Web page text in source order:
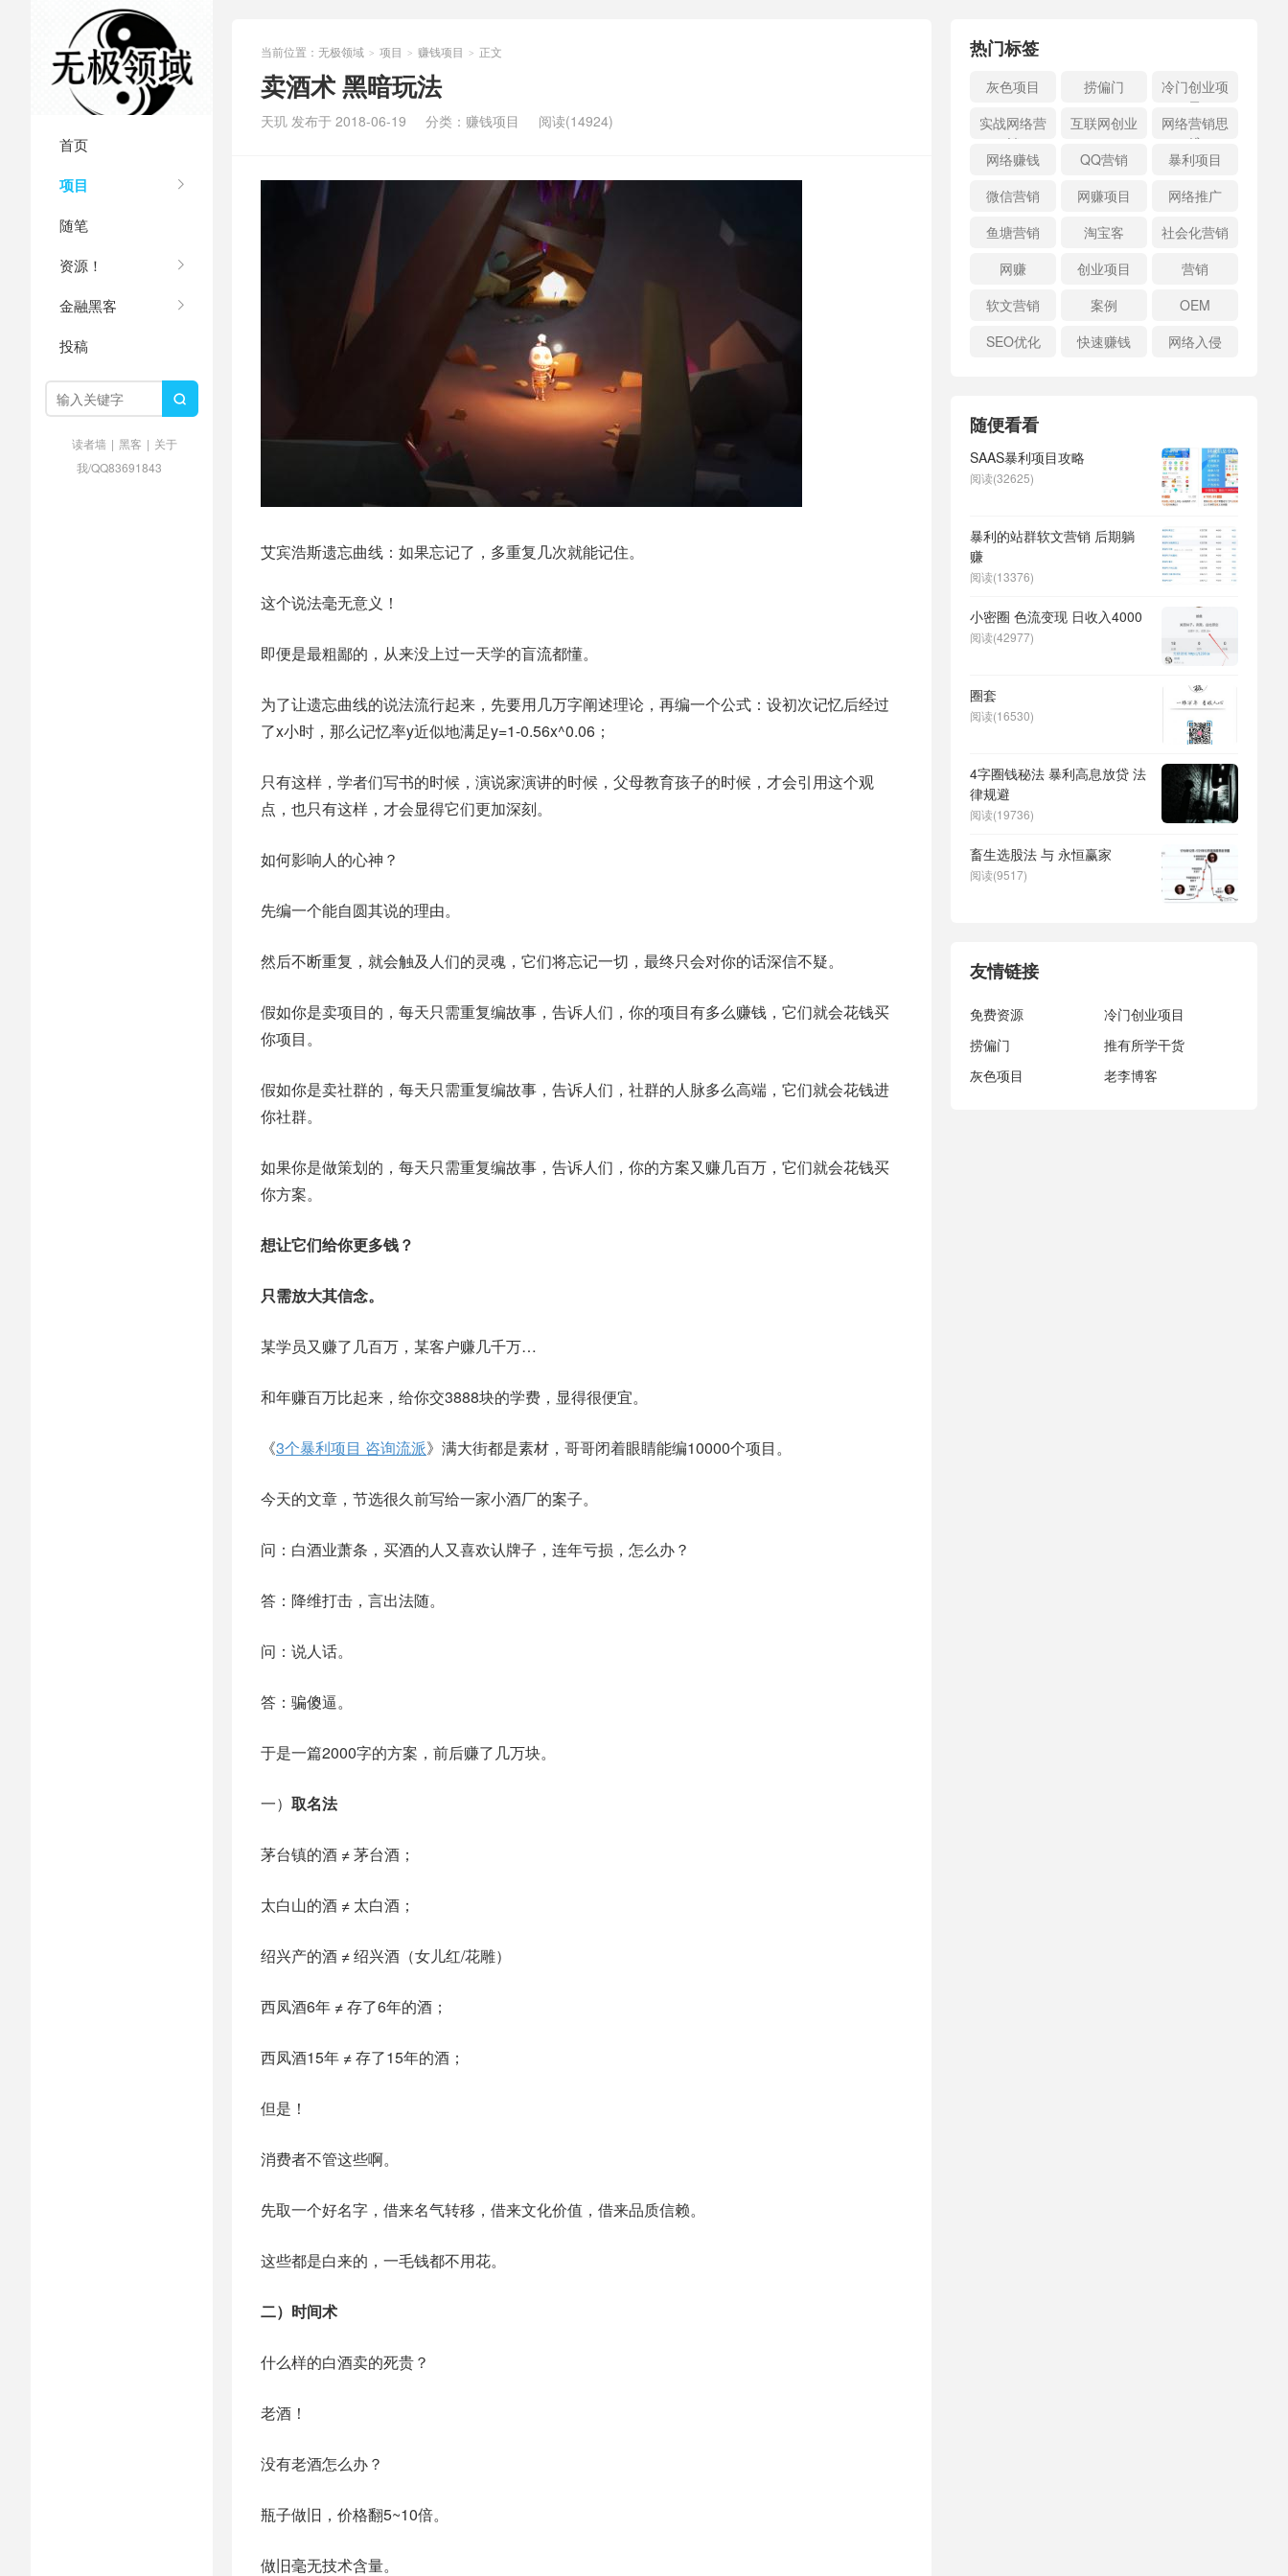
首页
项目
随笔
资源！
金融黑客
投稿

读者墙 | 黑客 | 关于
我/QQ83691843
当前位置： 无极领域 > 项目 > 赚钱项目 > 正文
卖酒术 黑暗玩法
天玑 发布于 2018-06-19 分类： 赚钱项目 阅读(14924)
艾宾浩斯遗忘曲线：如果忘记了，多重复几次就能记住。
这个说法毫无意义！
即便是最粗鄙的，从来没上过一天学的盲流都懂。
为了让遗忘曲线的说法流行起来，先要用几万字阐述理论，再编一个公式：设初次记忆后经过
了x小时，那么记忆率y近似地满足y=1-0.56x^0.06；
只有这样，学者们写书的时候，演说家演讲的时候，父母教育孩子的时候，才会引用这个观
点，也只有这样，才会显得它们更加深刻。
如何影响人的心神？
先编一个能自圆其说的理由。
然后不断重复，就会触及人们的灵魂，它们将忘记一切，最终只会对你的话深信不疑。
假如你是卖项目的，每天只需重复编故事，告诉人们，你的项目有多么赚钱，它们就会花钱买
你项目。
假如你是卖社群的，每天只需重复编故事，告诉人们，社群的人脉多么高端，它们就会花钱进
你社群。
如果你是做策划的，每天只需重复编故事，告诉人们，你的方案又赚几百万，它们就会花钱买
你方案。
想让它们给你更多钱？
只需放大其信念。
某学员又赚了几百万，某客户赚几千万…
和年赚百万比起来，给你交3888块的学费，显得很便宜。
《3个暴利项目 咨询流派》满大街都是素材，哥哥闭着眼睛能编10000个项目。
今天的文章，节选很久前写给一家小酒厂的案子。
问：白酒业萧条，买酒的人又喜欢认牌子，连年亏损，怎么办？
答：降维打击，言出法随。
问：说人话。
答：骗傻逼。
于是一篇2000字的方案，前后赚了几万块。
一） 取名法
茅台镇的酒 ≠ 茅台酒；
太白山的酒 ≠ 太白酒；
绍兴产的酒 ≠ 绍兴酒（女儿红/花雕）
西凤酒6年 ≠ 存了6年的酒；
西凤酒15年 ≠ 存了15年的酒；
但是！
消费者不管这些啊。
先取一个好名字，借来名气转移，借来文化价值，借来品质信赖。
这些都是白来的，一毛钱都不用花。
二）时间术
什么样的白酒卖的死贵？
老酒！
没有老酒怎么办？
瓶子做旧，价格翻5~10倍。
做旧毫无技术含量。
热门标签
灰色项目 捞偏门
冷门创业项
目
实战网络营
销
互联网创业
网络营销思
维
网络赚钱
QQ营销
暴利项目
微信营销
网赚项目
网络推广
鱼塘营销
淘宝客
社会化营销
网赚
创业项目
营销
软文营销
案例
OEM
SEO优化
快速赚钱 网络入侵
随便看看
SAAS暴利项目攻略
阅读(32625)
暴利的站群软文营销 后期躺
赚
阅读(13376)
小密圈 色流变现 日收入4000
阅读(42977)
圈套
阅读(16530)
4字圈钱秘法 暴利高息放贷 法
律规避
阅读(19736)
畜生选股法 与 永恒赢家
阅读(9517)
友情链接
免费资源
冷门创业项目
捞偏门
推有所学干货
灰色项目
老李博客